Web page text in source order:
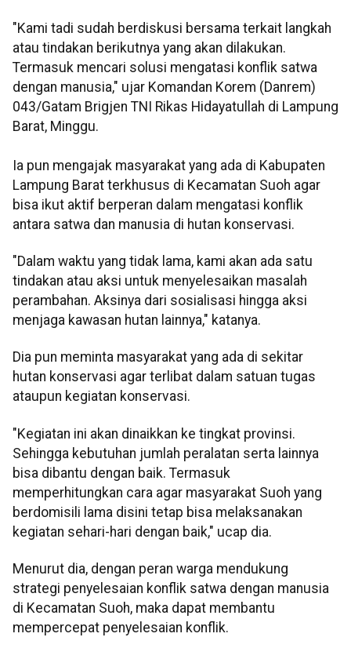
"Kami tadi sudah berdiskusi bersama terkait langkah
atau tindakan berikutnya yang akan dilakukan.
Termasuk mencari solusi mengatasi konflik satwa
dengan manusia," ujar Komandan Korem (Danrem)
043/Gatam Brigjen TNI Rikas Hidayatullah di Lampung
Barat, Minggu.
Ia pun mengajak masyarakat yang ada di Kabupaten
Lampung Barat terkhusus di Kecamatan Suoh agar
bisa ikut aktif berperan dalam mengatasi konflik
antara satwa dan manusia di hutan konservasi.
"Dalam waktu yang tidak lama, kami akan ada satu
tindakan atau aksi untuk menyelesaikan masalah
perambahan. Aksinya dari sosialisasi hingga aksi
menjaga kawasan hutan lainnya," katanya.
Dia pun meminta masyarakat yang ada di sekitar
hutan konservasi agar terlibat dalam satuan tugas
ataupun kegiatan konservasi.
"Kegiatan ini akan dinaikkan ke tingkat provinsi.
Sehingga kebutuhan jumlah peralatan serta lainnya
bisa dibantu dengan baik. Termasuk
memperhitungkan cara agar masyarakat Suoh yang
berdomisili lama disini tetap bisa melaksanakan
kegiatan sehari-hari dengan baik," ucap dia.
Menurut dia, dengan peran warga mendukung
strategi penyelesaian konflik satwa dengan manusia
di Kecamatan Suoh, maka dapat membantu
mempercepat penyelesaian konflik.